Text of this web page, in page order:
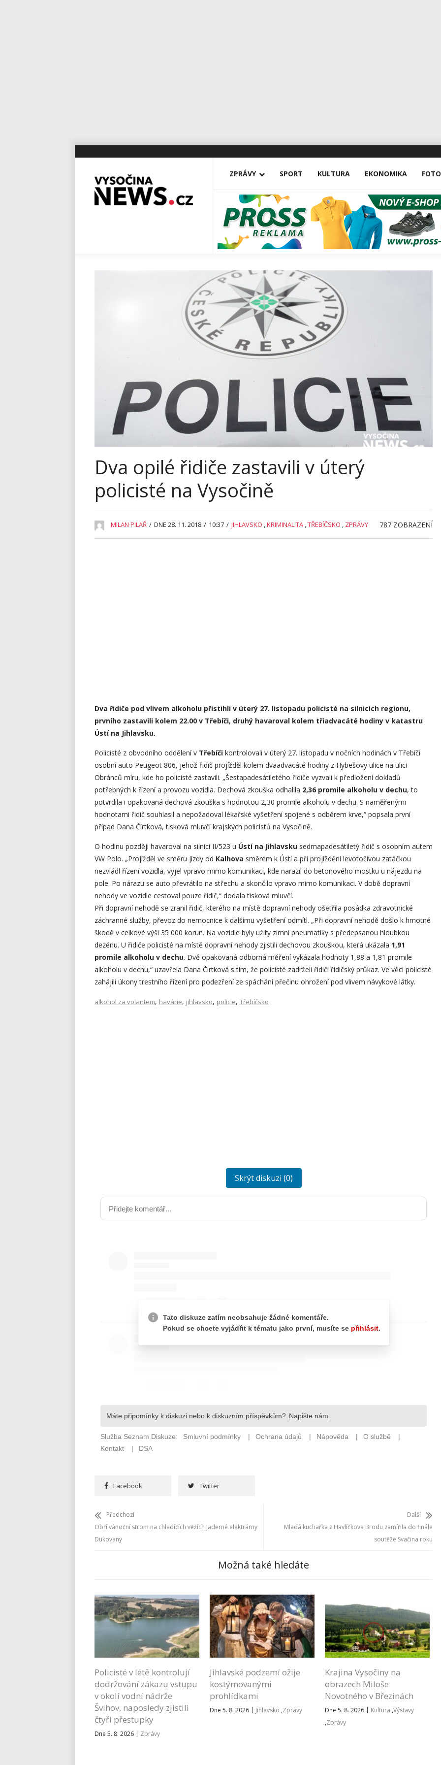
ZPRÁVY SPORT KULTURA EKONOMIKA
Dva opilé řidiče zastavili v úterý
policisté na Vysočině
MILAN PILAŘ / DNE 28. 11. 2018 / 10:37 / JIHLAVSKO ,KRIMINALITA ,TŘEBÍČSKO , ZPRÁVY 787 ZOBRAZENÍ
Dva řidiče pod vlivem alkoholu přistihli v úterý 27. listopadu policisté na silnicích regionu,
prvního zastavili kolem 22.00 v Třebíči, druhý havaroval kolem třiadvacáté hodiny v katastru
Ústí na Jihlavsku.
Policisté z obvodního oddělení v Třebíči kontrolovali v úterý 27. listopadu v nočních hodinách v Třebíči
osobní auto Peugeot 806, jehož řidič projížděl kolem dvaadvacáté hodiny z Hybešovy ulice na ulici
Obránců míru, kde ho policisté zastavili. „Šestapadesátiletého řidiče vyzvali k předložení dokladů
potřebných k řízení a provozu vozidla. Dechová zkouška odhalila 2,36 promile alkoholu v dechu, to
potvrdila i opakovaná dechová zkouška s hodnotou 2,30 promile alkoholu v dechu. S naměřenými
hodnotami řidič souhlasil a nepožadoval lékařské vyšetření spojené s odběrem krve,“ popsala první
případ Dana Čírtková, tisková mluvčí krajských policistů na Vysočině.
O hodinu později havaroval na silnici II/523 u Ústí na Jihlavsku sedmapadesátiletý řidič s osobním autem
VW Polo. „Projížděl ve směru jízdy od Kalhova směrem k Ústí a při projíždění levotočivou zatáčkou
nezvládl řízení vozidla, vyjel vpravo mimo komunikaci, kde narazil do betonového mostku u nájezdu na
pole. Po nárazu se auto převrátilo na střechu a skončilo vpravo mimo komunikaci. V době dopravní
nehody ve vozidle cestoval pouze řidič,“ dodala tisková mluvčí.
Při dopravní nehodě se zranil řidič, kterého na místě dopravní nehody ošetřila posádka zdravotnické
záchranné služby, převoz do nemocnice k dalšímu vyšetření odmítl. „Při dopravní nehodě došlo k hmotné
škodě v celkové výši 35 000 korun. Na vozidle byly užity zimní pneumatiky s předepsanou hloubkou
dezénu. U řidiče policisté na místě dopravní nehody zjistili dechovou zkouškou, která ukázala 1,91
promile alkoholu v dechu. Dvě opakovaná odborná měření vykázala hodnoty 1,88 a 1,81 promile
alkoholu v dechu,“ uzavřela Dana Čírtková s tím, že policisté zadrželi řidiči řidičský průkaz. Ve věci policisté
zahájili úkony trestního řízení pro podezření ze spáchání přečinu ohrožení pod vlivem návykové látky.
alkohol za volantem, havárie, jihlavsko, policie, Třebíčsko
Skrýt diskuzi (0)
Facebook Twitter
Předchozí
Obří vánoční strom na chladících věžích Jaderné elektrárny
Dukovany
Další
Mladá kuchařka z Havlíčkova Brodu zamířila do finále
soutěže Svačina roku
Možná také hledáte
Policisté v létě kontrolují
dodržování zákazu vstupu
v okolí vodní nádrže
Švihov, naposledy zjistili
čtyři přestupky
Dne 5. 8. 2026 | Zprávy
Jihlavské podzemí ožije
kostýmovanými
prohlídkami
Dne 5. 8. 2026 | Jihlavsko ,Zprávy
Krajina Vysočiny na
obrazech Miloše
Novotného v Březinách
Dne 5. 8. 2026 | Kultura ,Výstavy
,Zprávy